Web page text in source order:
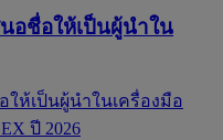
นอชื่อให้เป็นผู้นำใน
ให้เป็นผู้นำในเครื่องมือ
ปี 2026